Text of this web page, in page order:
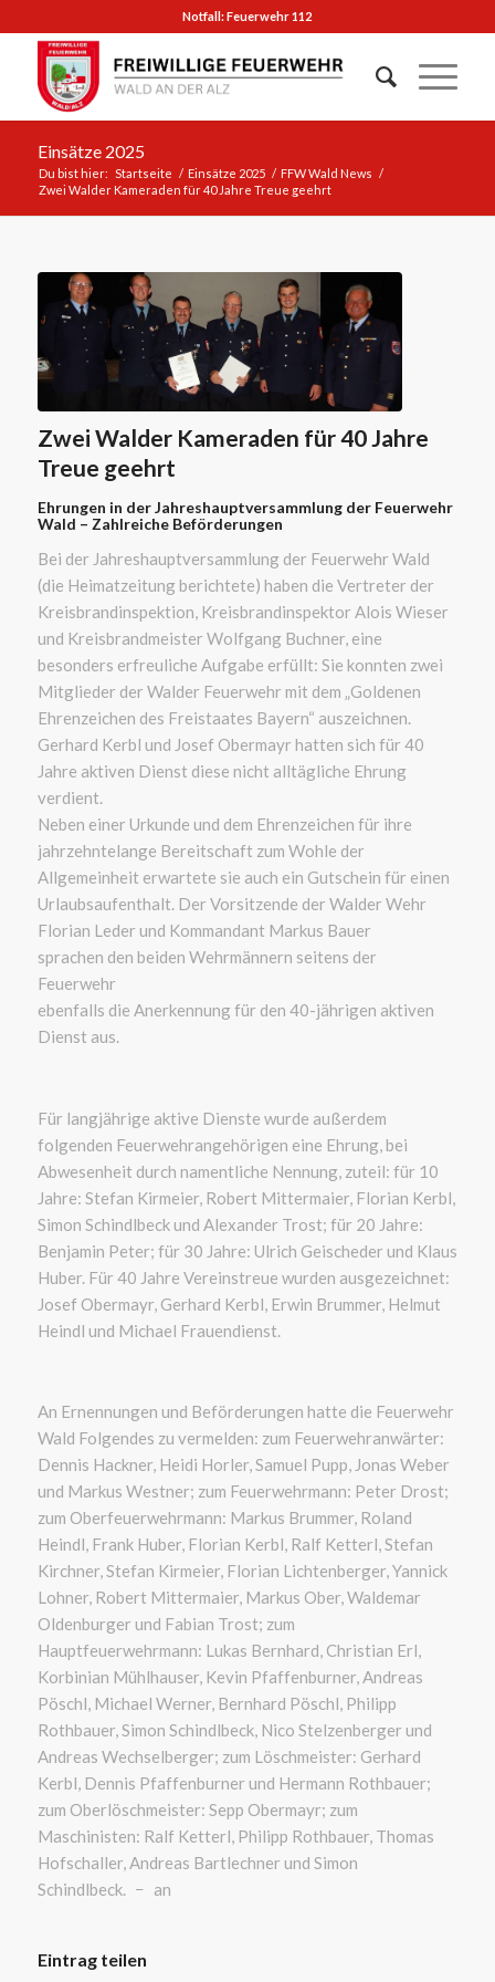
Notfall: Feuerwehr 112
Einsätze 2025
Du bist hier: Startseite / Einsätze 2025 / FFW Wald News /
Zwei Walder Kameraden für 40 Jahre Treue geehrt
Zwei Walder Kameraden für 40 Jahre
Treue geehrt
Ehrungen in der Jahreshauptversammlung der Feuerwehr
Wald – Zahlreiche Beförderungen
Bei der Jahreshauptversammlung der Feuerwehr Wald
(die Heimatzeitung berichtete) haben die Vertreter der
Kreisbrandinspektion, Kreisbrandinspektor Alois Wieser
und Kreisbrandmeister Wolfgang Buchner, eine
besonders erfreuliche Aufgabe erfüllt: Sie konnten zwei
Mitglieder der Walder Feuerwehr mit dem „Goldenen
Ehrenzeichen des Freistaates Bayern“ auszeichnen.
Gerhard Kerbl und Josef Obermayr hatten sich für 40
Jahre aktiven Dienst diese nicht alltägliche Ehrung
verdient.
Neben einer Urkunde und dem Ehrenzeichen für ihre
jahrzehntelange Bereitschaft zum Wohle der
Allgemeinheit erwartete sie auch ein Gutschein für einen
Urlaubsaufenthalt. Der Vorsitzende der Walder Wehr
Florian Leder und Kommandant Markus Bauer
sprachen den beiden Wehrmännern seitens der
Feuerwehr
ebenfalls die Anerkennung für den 40-jährigen aktiven
Dienst aus.
Für langjährige aktive Dienste wurde außerdem
folgenden Feuerwehrangehörigen eine Ehrung, bei
Abwesenheit durch namentliche Nennung, zuteil: für 10
Jahre: Stefan Kirmeier, Robert Mittermaier, Florian Kerbl,
Simon Schindlbeck und Alexander Trost; für 20 Jahre:
Benjamin Peter; für 30 Jahre: Ulrich Geischeder und Klaus
Huber. Für 40 Jahre Vereinstreue wurden ausgezeichnet:
Josef Obermayr, Gerhard Kerbl, Erwin Brummer, Helmut
Heindl und Michael Frauendienst.
An Ernennungen und Beförderungen hatte die Feuerwehr
Wald Folgendes zu vermelden: zum Feuerwehranwärter:
Dennis Hackner, Heidi Horler, Samuel Pupp, Jonas Weber
und Markus Westner; zum Feuerwehrmann: Peter Drost;
zum Oberfeuerwehrmann: Markus Brummer, Roland
Heindl, Frank Huber, Florian Kerbl, Ralf Ketterl, Stefan
Kirchner, Stefan Kirmeier, Florian Lichtenberger, Yannick
Lohner, Robert Mittermaier, Markus Ober, Waldemar
Oldenburger und Fabian Trost; zum
Hauptfeuerwehrmann: Lukas Bernhard, Christian Erl,
Korbinian Mühlhauser, Kevin Pfaffenburner, Andreas
Pöschl, Michael Werner, Bernhard Pöschl, Philipp
Rothbauer, Simon Schindlbeck, Nico Stelzenberger und
Andreas Wechselberger; zum Löschmeister: Gerhard
Kerbl, Dennis Pfaffenburner und Hermann Rothbauer;
zum Oberlöschmeister: Sepp Obermayr; zum
Maschinisten: Ralf Ketterl, Philipp Rothbauer, Thomas
Hofschaller, Andreas Bartlechner und Simon
Schindlbeck. − an
Eintrag teilen